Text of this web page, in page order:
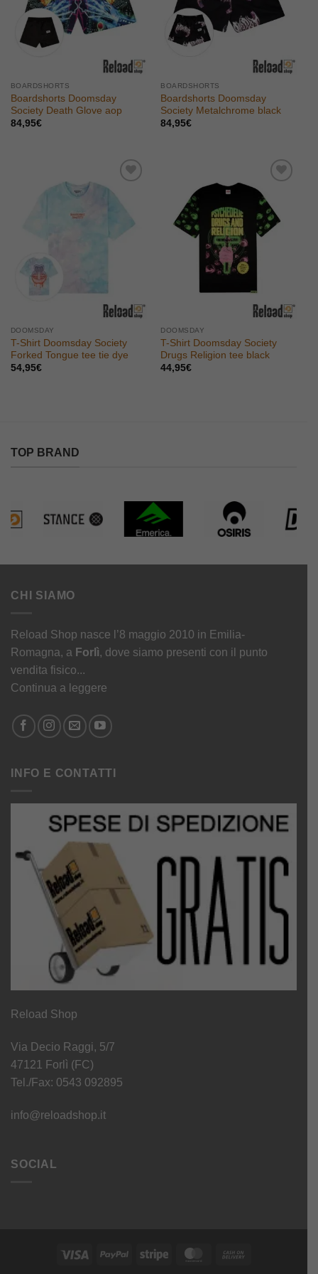
BOARDSHORTS
Boardshorts Doomsday
Society Death Glove aop
84,95€
BOARDSHORTS
Boardshorts Doomsday
Society Metalchrome black
84,95€
Aggiungi
desideri
DOOMSDAY
T-Shirt Doomsday Society
Forked Tongue tee tie dye
54,95€
Aggiungi
alla lista
dei
desideri
DOOMSDAY
T-Shirt Doomsday Society
Drugs Religion tee black
44,95€
TOP BRAND
CHI SIAMO
Reload Shop nasce l’8 maggio 2010 in Emilia-
Romagna, a Forlì, dove siamo presenti con il punto
vendita fisico...
Continua a leggere
INFO E CONTATTI
Reload Shop
Via Decio Raggi, 5/7
47121 Forlì (FC)
Tel./Fax: 0543 092895
info@reloadshop.it
SOCIAL
Visa PayPal Stripe MasterCard